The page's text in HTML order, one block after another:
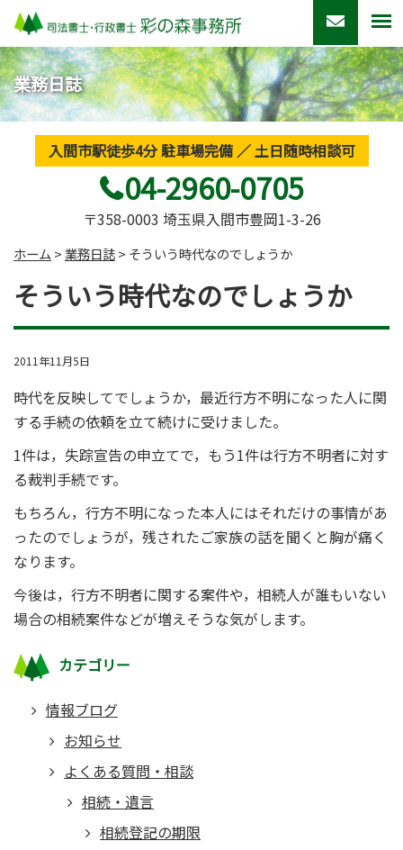
業務日誌
入間市駅徒歩4分 駐車場完備 ／ 土日随時相談可
04-2960-0705
〒358-0003 埼玉県入間市豊岡1-3-26
ホーム >業務日誌> そういう時代なのでしょうか
そういう時代なのでしょうか
2011年11月5日
時代を反映してでしょうか，最近行方不明になった人に関
する手続の依頼を立て続けに受けました。
1件は，失踪宣告の申立てで，もう1件は行方不明者に対す
る裁判手続です。
もちろん，行方不明になった本人にはそれだけの事情があ
ったのでしょうが，残されたご家族の話を聞くと胸が痛く
なります。
今後は，行方不明者に関する案件や，相続人が誰もいない
場合の相続案件などが増えそうな気がします。
カテゴリー
情報ブログ
お知らせ
よくある質問・相談
相続・遺言
相続登記の期限